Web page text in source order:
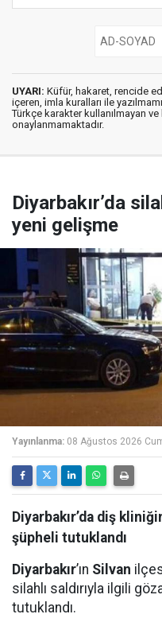
UYARI: Küfür, hakaret, rencide
içeren, imla kuralları ile
Türkçe karakter kullanılmayan
onaylanmamaktadır.
Diyarbakır’da
yeni gelişme
Yayınlanma: 08 Ağustos 2026
Diyarbakır’da diş
şüpheli tutuklandı
Diyarbakır’ın Silvan
silahlı saldırıyla ilgili
tutuklandı.